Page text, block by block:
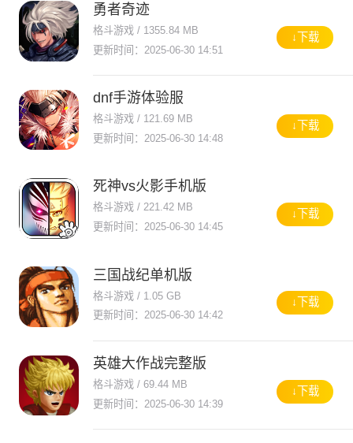
勇者奇迹
格斗游戏 / 1355.84 MB
更新时间：2025-06-30 14:51
↓下载
dnf手游体验服
格斗游戏 / 121.69 MB
更新时间：2025-06-30 14:48
↓下载
死神vs火影手机版
格斗游戏 / 221.42 MB
更新时间：2025-06-30 14:45
↓下载
三国战纪单机版
格斗游戏 / 1.05 GB
更新时间：2025-06-30 14:42
↓下载
英雄大作战完整版
格斗游戏 / 69.44 MB
更新时间：2025-06-30 14:39
↓下载